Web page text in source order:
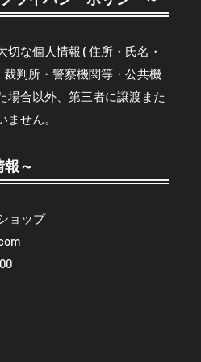
な個人情報 ( 住所・氏名・
裁判所・警察機関等・公共機
場合以外、第三者に譲渡また
せん。
～
ョップ